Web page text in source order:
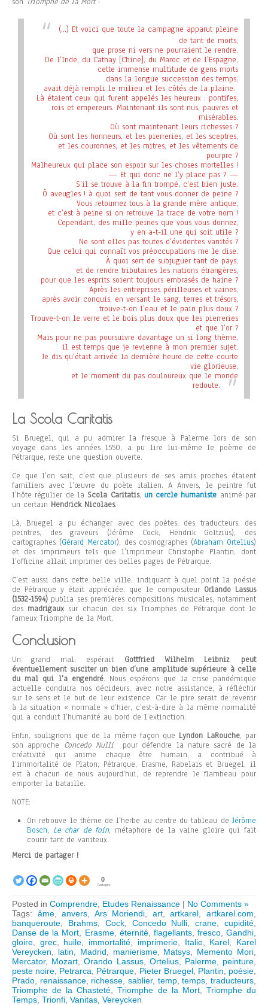
(…) Et voici que toute la campagne apparut pleine
de tant de morts,
que prose ni vers ne pourraient le rendre.
De l’Inde, du Cathay [Chine], du Maroc et de l’Espagne,
cette immense multitude de gens morts
dans la longue succession des temps,
avait déjà rempli le milieu et les côtés de la plaine.
Là étaient ceux qui furent appelés les heureux : pontifes,
rois et empereurs. Maintenant ils sont nus, pauvres et
misérables.
Où sont maintenant leurs richesses ?
Où sont les honneurs, et les pierreries, et les sceptres,
et les couronnes, et les mitres, et les vêtements de
pourpre ?
Malheureux qui place son espoir sur les choses mortelles !
— Et qui donc ne l’y place pas ? —
S’il se trouve à la fin trompé, c’est bien juste.
Ô aveugles ! à quoi sert de tant vous donner de peine ?
Vous retournez tous à la grande mère antique,
et c’est à peine si on retrouve la trace de votre nom !
Cependant, des mille peines que vous vous donnez,
y en a-t-il une qui soit utile ?
Ne sont elles pas toutes d’évidentes vanités ?
Que celui qui connaît vos préoccupations me le dise.
À quoi sert de subjuguer tant de pays,
et de rendre tributaires les nations étrangères,
pour que les esprits soient toujours embrasés de haine ?
Après les entreprises périlleuses et vaines,
après avoir conquis, en versant le sang, terres et trésors,
trouve-t-on l’eau et le pain plus doux ?
Trouve-t-on le verre et le bois plus doux que les pierreries
et que l’or ?
Mais pour ne pas poursuivre davantage un si long thème,
il est temps que je revienne à mon premier sujet.
Je dis qu’était arrivée la dernière heure de cette courte
vie glorieuse,
et le moment du pas douloureux que le monde
redoute.
La Scola Caritatis
Si Bruegel, qui a pu admirer la fresque à Palerme lors de son
voyage dans les années 1550, a pu lire lui-même le poème de
Pétrarque, reste une question ouverte.
Ce que l’on sait, c’est que plusieurs de ses amis proches étaient
familiers avec l’œuvre du poète italien. A Anvers, le peintre fut
l’hôte régulier de la Scola Caritatis, un cercle humaniste animé par
un certain Hendrick Nicolaes.
Là, Bruegel a pu échanger avec des poètes, des traducteurs, des
peintres, des graveurs (Jérôme Cock, Hendrik Goltzius), des
cartographes (Gérard Mercator), des cosmographes (Abraham Ortelius)
et des imprimeurs tels que l’imprimeur Christophe Plantin, dont
l’officine allait imprimer des belles pages de Pétrarque.
C’est aussi dans cette belle ville, indiquant à quel point la poésie
de Pétrarque y était appréciée, que le compositeur Orlando Lassus
(1532-1594) publia ses premières compositions musicales, notamment
des madrigaux sur chacun des six Triomphes de Pétrarque dont le
fameux Triomphe de la Mort.
Conclusion
Un grand mal, espérait Gottfried Wilhelm Leibniz, peut
éventuellement susciter un bien d’une amplitude supérieure à celle
du mal qui l’a engendré. Nous espérons que la crise pandémique
actuelle conduira nos décideurs, avec notre assistance, à réfléchir
sur le sens et le but de leur existence. Car le pire serait de revenir
à la situation « normale » d’hier, c’est-à-dire à la même normalité
qui a conduit l’humanité au bord de l’extinction.
Enfin, soulignons que de la même façon que Lyndon LaRouche, par
son approche Concedo Nulli
pour défendre la nature sacré de la
créativité qui anime chaque être humain, a contribué à
l’immortalité de Platon, Pétrarque, Erasme, Rabelais et Bruegel, il
est à chacun de nous aujourd’hui, de reprendre le flambeau pour
emporter la bataille.
NOTE:
On retrouve le thème de l’herbe au centre du tableau de Jérôme
Bosch, Le char de foin, métaphore de la vaine gloire qui fait
courir tant de vaniteux.
Merci de partager !
0
Partages
Posted in Comprendre Etudes Renaissance | No Comments »
Tags: âme,anvers Ars Moriendi art,artkarel ,artkarel.com
banqueroute
Brahms, Cock, Concedo Nulli ,crane ,cupidité
Danse de la Mort
Erasme, éternité, flagellants, fresco, Gandhi
gloire
grec, huile immortalité imprimerie, Italie, Karel
Karel
Vereycken
latin Madrid manierisme, Matsys Memento Mori
Mercator, Mozart ,Orando Lassus, Ortelius, Palerme, peinture
peste noire Petrarca Pétrarque Pieter Bruegel, Plantin poésie
Prado
renaissance, richesse ,sablier, temp,temps ,traducteurs
Triomphe de la Chasteté ,Triomphe de la Mort, Triomphe du
Temps Trionfi Vanitas Vereycken